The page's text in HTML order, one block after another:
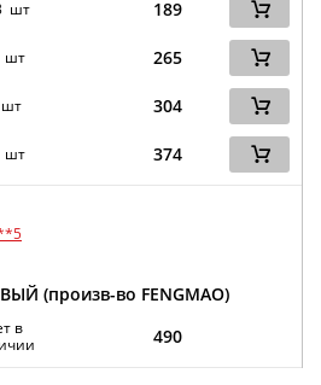
шт 189
шт 265
304
шт 374
(произв-во FENGMAO)
в
490